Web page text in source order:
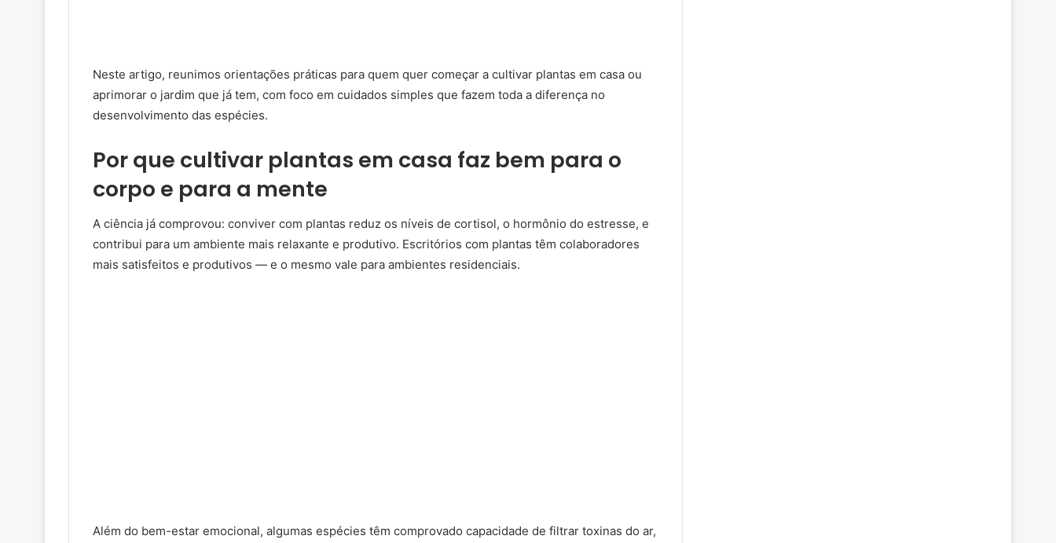
Neste artigo, reunimos orientações práticas para quem quer começar a cultivar plantas em casa ou
aprimorar o jardim que já tem, com foco em cuidados simples que fazem toda a diferença no
desenvolvimento das espécies.
Por que cultivar plantas em casa faz bem para o
corpo e para a mente
A ciência já comprovou: conviver com plantas reduz os níveis de cortisol, o hormônio do estresse, e
contribui para um ambiente mais relaxante e produtivo. Escritórios com plantas têm colaboradores
mais satisfeitos e produtivos — e o mesmo vale para ambientes residenciais.
Além do bem-estar emocional, algumas espécies têm comprovado capacidade de filtrar toxinas do ar,